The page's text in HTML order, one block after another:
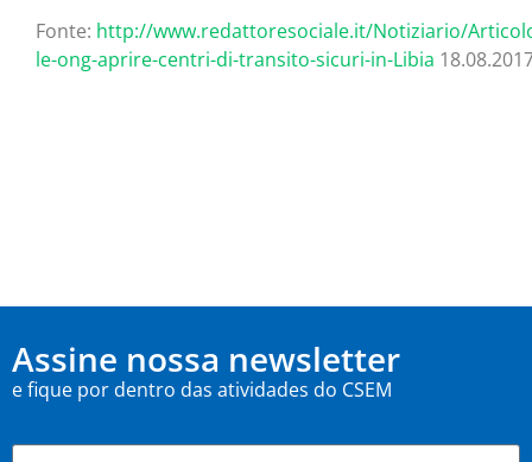
Fonte: http://www.redattoresociale.it/Notiziario/
le-ong-aprire-centri-di-transito-sicuri-in-Libia
Assine nossa newsletter
e fique por dentro das atividades do CSEM